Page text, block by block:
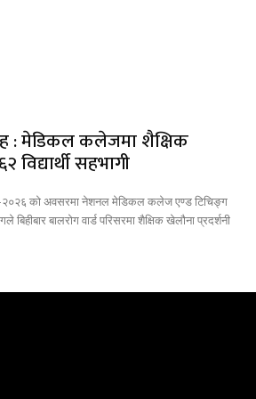
: मेडिकल कलेजमा शैक्षिक
विद्यार्थी सहभागी
को अवसरमा नेशनल मेडिकल कलेज एण्ड टिचिङ्ग
बिहीबार बालरोग वार्ड परिसरमा शैक्षिक खेलौना प्रदर्शनी